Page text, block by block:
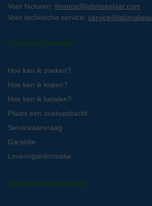
Voor facturen: finance@labmakelaar.com
Voor technische service:
Kopersinformatie
Hoe kan ik zoeken?
Hoe kan ik kopen?
Hoe kan ik betalen?
Plaats een zoekopdracht
Serviceaanvraag
Garantie
Leveringsinformatie
Verkopersinformatie